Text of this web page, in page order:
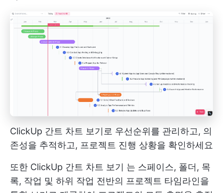
ClickUp 간트 차트 보기로 우선순위를 관리하고, 의
존성을 추적하고, 프로젝트 진행 상황을 확인하세요
또한 ClickUp 간트 차트 보기 는 스페이스, 폴더, 목
록, 작업 및 하위 작업 전반의 프로젝트 타임라인을